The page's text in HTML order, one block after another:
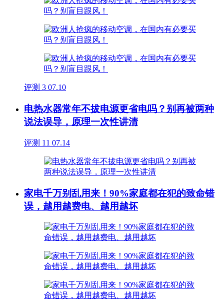
评测 3 07.10
电热水器常年不拔电源更省电吗？别再被两种
说法误导，原理一次性讲清
评测 11 07.14
家电千万别乱用来！90%家庭都在犯的致命错
误，越用越费电、越用越坏